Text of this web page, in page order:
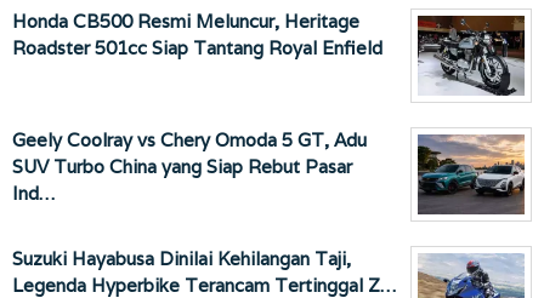
Honda CB500 Resmi Meluncur, Heritage
Roadster 501cc Siap Tantang Royal Enfield
Geely Coolray vs Chery Omoda 5 GT, Adu
SUV Turbo China yang Siap Rebut Pasar
Ind…
Suzuki Hayabusa Dinilai Kehilangan Taji,
Legenda Hyperbike Terancam Tertinggal Z…